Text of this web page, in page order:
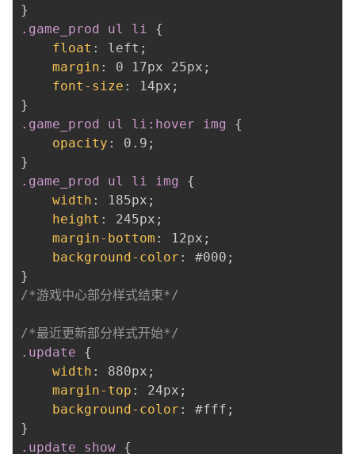
}
.game_prod ul li
{
float : left ;
margin : 0 17px 25px ;
font-size : 14px ;
}
.game_prod ul li:hover img
{
opacity : 0.9 ;
}
.game_prod ul li img
{
width : 185px ;
height : 245px ;
margin-bottom : 12px ;
background-color : #000 ;
}
/*游戏中心部分样式结束*/
/*最近更新部分样式开始*/
.update
{
width : 880px ;
margin-top : 24px ;
background-color : #fff ;
}
.update_show {